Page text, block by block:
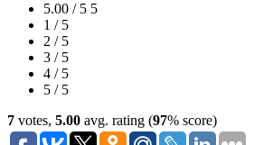
5.00 / 5 5
1 / 5
2 / 5
3 / 5
4 / 5
5 / 5
7 votes, 5.00 avg. rating (97% score)